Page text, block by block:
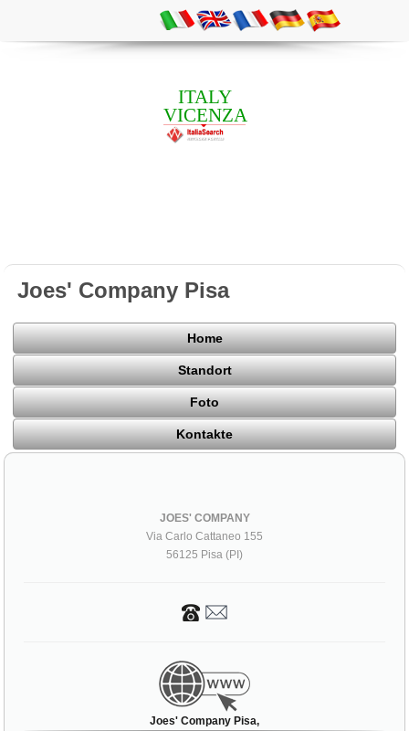
ITALY
VICENZA
Joes' Company Pisa
Home
Standort
Foto
Kontakte
JOES' COMPANY
Via Carlo Cattaneo 155
56125 Pisa (PI)
Joes' Company Pisa,